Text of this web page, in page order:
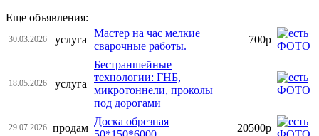
Еще объявления:
30.03.2026 услуга
Мастер на час мелкие
сварочные работы.
700р
18.05.2026 услуга
Бестраншейные
технологии: ГНБ,
микротоннели, проколы
под дорогами
29.07.2026 продам
Доска обрезная
20500р